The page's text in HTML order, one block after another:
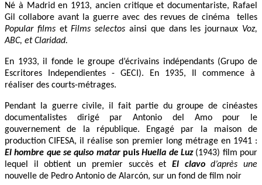
Né à Madrid en 1913, ancien critique et documentariste, Rafael
Gil collabore avant la guerre avec des revues de cinéma telles
Popular filmsetFilms selectos ainsi que dans les journaux Voz,
ABC, et Claridad.
En 1933, il fonde le groupe d’écrivains indépendants (Grupo de
Escritores Independientes - GECI). En 1935, Il commence à
réaliser des courts-métrages.
Pendant la guerre civile, il fait partie du groupe de cinéastes
documentalistes dirigé par Antonio del Amo pour le
gouvernement de la république. Engagé par la maison de
production CIFESA, il réalise son premier long métrage en 1941 :
El hombre que se quiso matarpuisHuella de Luz(1943) film pour
lequel il obtient un premier succès et El clavod’après une
nouvelle de Pedro Antonio de Alarcón, sur un fond de film noir